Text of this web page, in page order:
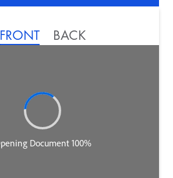
FRONT BACK